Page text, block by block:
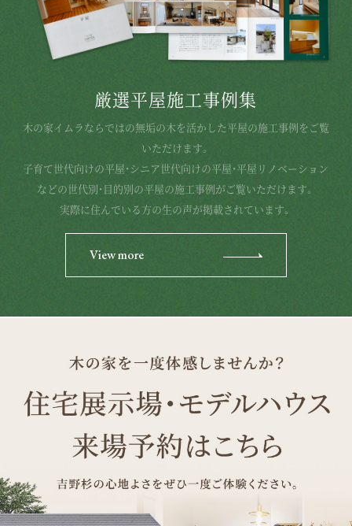
厳選平屋施工事例集
木の家イムラならではの無垢の木を活かした平屋の施工事例をご覧
いただけます。
子育て世代向けの平屋・シニア世代向けの平屋・平屋リノベーション
などの世代別・目的別の平屋の施工事例がご覧いただけます。
実際に住んでいる方の生の声が掲載されています。
View more